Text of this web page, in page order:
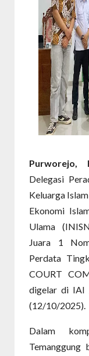
Purworejo,
Delegasi
Keluarga
Ekonomi
Ulama
Juara 1
Perdata
COURT
digelar di IAI
(12/10/2025).
Dalam
Temanggung